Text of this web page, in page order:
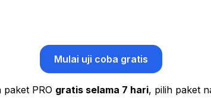
Mulai uji coba gratis
paket PRO gratis selama 7 hari, pilih paket